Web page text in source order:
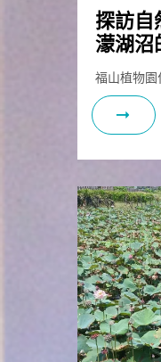
探訪自
濛湖沼
福山植物